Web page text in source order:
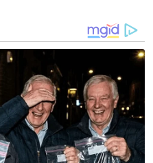
yang menceburi
sejak usia tujuh
bukan sahaja
tenaga dan kos.